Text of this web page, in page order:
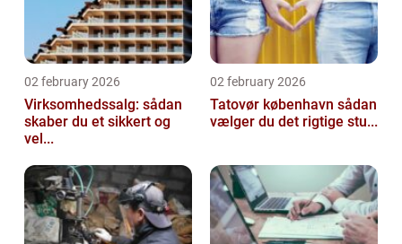
02 february 2026
Virksomhedssalg: sådan
skaber du et sikkert og
vel...
02 february 2026
Tatovør københavn sådan
vælger du det rigtige stu...